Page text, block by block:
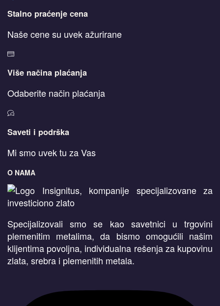
Stalno praćenje cena
Naše cene su uvek ažurirane
Više načina plaćanja
Odaberite način plaćanja
Saveti i podrška
Mi smo uvek tu za Vas
O NAMA
Specijalizovali smo se kao savetnici u trgovini
plemenitim metalima, da bismo omogućili našim
klijentima povoljna, individualna rešenja za kupovinu
zlata, srebra i plemenitih metala.